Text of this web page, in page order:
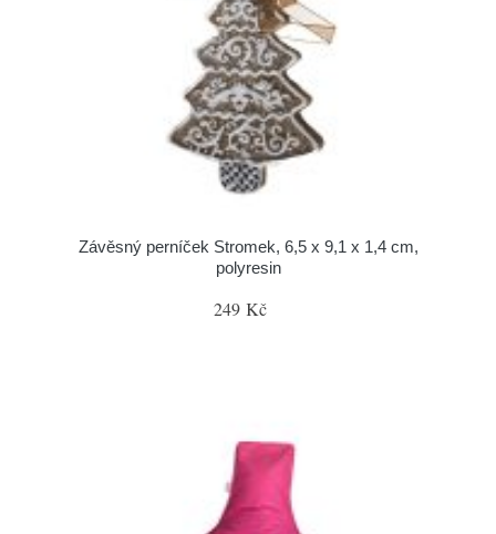
Závěsný perníček Stromek, 6,5 x 9,1 x 1,4 cm,
polyresin
249 Kč